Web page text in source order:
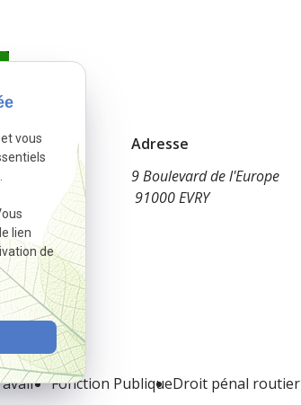
13
Adresse
9 Boulevard de l'Europe
91000 EVRY
Fonction PubliqueDroit pénal routier
vous
lien
de